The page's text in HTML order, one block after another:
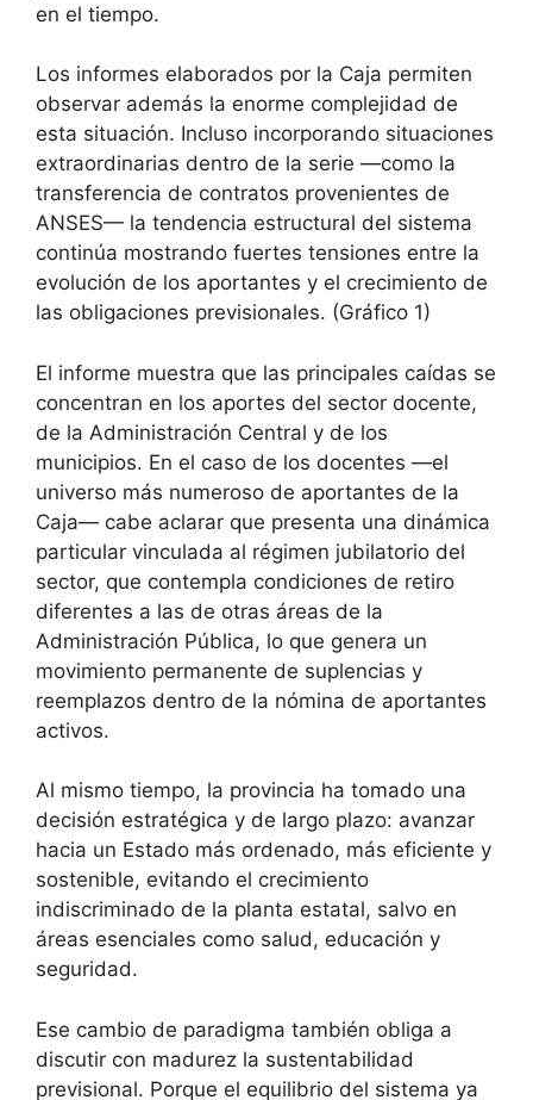
en el tiempo.
Los informes elaborados por la Caja permiten
observar además la enorme complejidad de
esta situación. Incluso incorporando situaciones
extraordinarias dentro de la serie —como la
transferencia de contratos provenientes de
ANSES— la tendencia estructural del sistema
continúa mostrando fuertes tensiones entre la
evolución de los aportantes y el crecimiento de
las obligaciones previsionales. (Gráfico 1)
El informe muestra que las principales caídas se
concentran en los aportes del sector docente,
de la Administración Central y de los
municipios. En el caso de los docentes —el
universo más numeroso de aportantes de la
Caja— cabe aclarar que presenta una dinámica
particular vinculada al régimen jubilatorio del
sector, que contempla condiciones de retiro
diferentes a las de otras áreas de la
Administración Pública, lo que genera un
movimiento permanente de suplencias y
reemplazos dentro de la nómina de aportantes
activos.
Al mismo tiempo, la provincia ha tomado una
decisión estratégica y de largo plazo: avanzar
hacia un Estado más ordenado, más eficiente y
sostenible, evitando el crecimiento
indiscriminado de la planta estatal, salvo en
áreas esenciales como salud, educación y
seguridad.
Ese cambio de paradigma también obliga a
discutir con madurez la sustentabilidad
previsional. Porque el equilibrio del sistema ya